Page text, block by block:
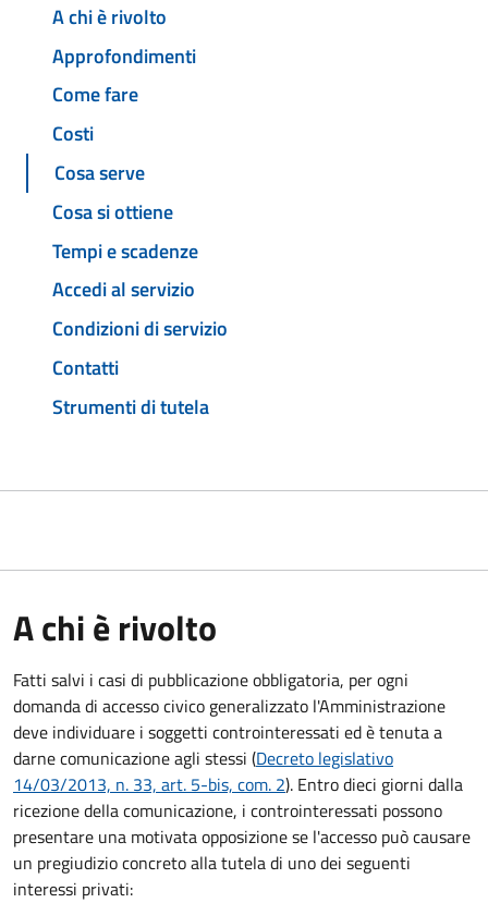
A chi è rivolto
Approfondimenti
Come fare
Costi
Cosa serve
Cosa si ottiene
Tempi e scadenze
Accedi al servizio
Condizioni di servizio
Contatti
Strumenti di tutela
A chi è rivolto
Fatti salvi i casi di pubblicazione obbligatoria, per ogni
domanda di accesso civico generalizzato l'Amministrazione
deve individuare i soggetti controinteressati ed è tenuta a
darne comunicazione agli stessi (Decreto legislativo
14/03/2013, n. 33, art. 5-bis, com. 2). Entro dieci giorni dalla
ricezione della comunicazione, i controinteressati possono
presentare una motivata opposizione se l'accesso può causare
un pregiudizio concreto alla tutela di uno dei seguenti
interessi privati: